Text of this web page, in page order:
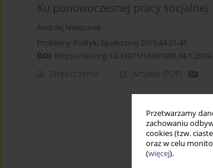
Przetwarzamy
zachowaniu
cookies (tzw.
oraz w celu
(więcej).
Ku ponowoczesnej pracy socjalnej
Andrzej Niesporek
Problemy Polityki Społecznej 2019;44:31-45
DOI: https://doi.org/10.31971/
Streszczenie Artykuł (PDF)